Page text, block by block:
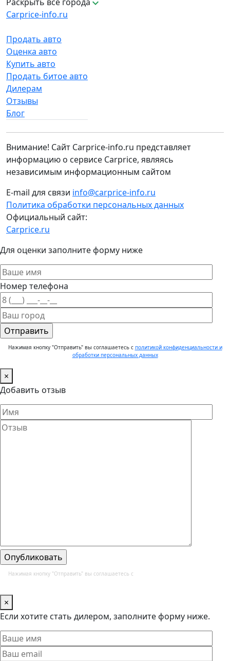
Carprice-info.ru
Продать авто
Оценка авто
Купить авто
Продать битое авто
Дилерам
Отзывы
Блог
Внимание! Сайт Carprice-info.ru представляет
информацию о сервисе Carprice, являясь
независимым информационным сайтом
E-mail для связи info@carprice-info.ru
Политика обработки персональных данных
Официальный сайт:
Carprice.ru
Для оценки заполните форму ниже
Номер телефона
Нажимая кнопку "Отправить" вы соглашаетесь с политикой конфиденциальности и
обработки персональных данных
×
Добавить отзыв
Нажимая кнопку "Отправить" вы соглашаетесь с
×
Если хотите стать дилером, заполните форму ниже.